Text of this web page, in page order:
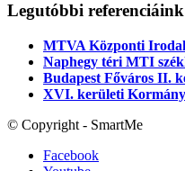
Legutóbbi referenciáink
MTVA Központi
Naphegy téri MTI
Budapest Főváros II.
XVI. kerületi
© Copyright - SmartMe
Facebook